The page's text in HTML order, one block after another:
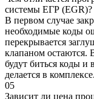
системы ЕГР (EGR)?
В первом случае
необходимые коды
перекрывается
клапаном остаются.
будут биться коды
делается в комплексе.
05
Зависит ли цена